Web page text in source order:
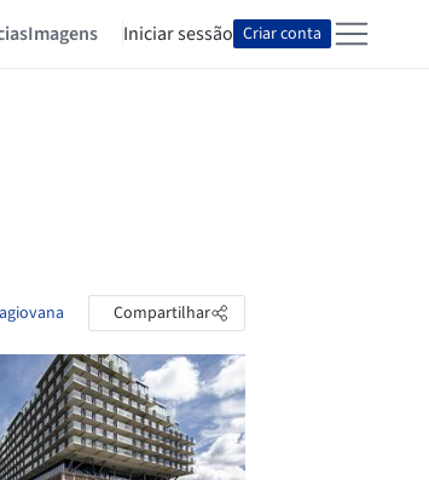
Imagens Iniciar sessão Criar conta
Compartilhar